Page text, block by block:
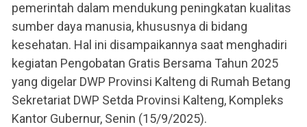
pemerintah dalam mendukung peningkatan kualitas
sumber daya manusia, khususnya di bidang
kesehatan. Hal ini disampaikannya saat menghadiri
kegiatan Pengobatan Gratis Bersama Tahun 2025
yang digelar DWP Provinsi Kalteng di Rumah Betang
Sekretariat DWP Setda Provinsi Kalteng, Kompleks
Kantor Gubernur, Senin (15/9/2025).